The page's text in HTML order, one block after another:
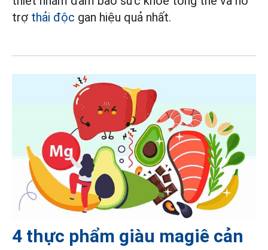
trợ thải độc gan hiệu quả nhất.
4 thực phẩm giàu magiê cản